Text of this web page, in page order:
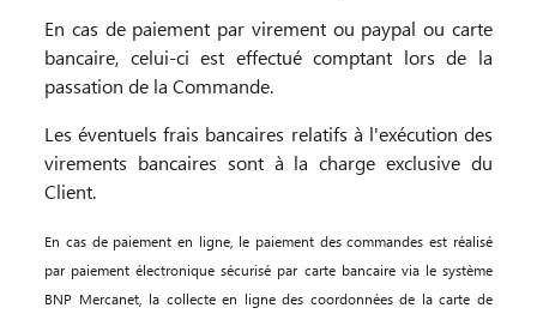
En cas de paiement par virement ou paypal ou carte
bancaire, celui-ci est effectué comptant lors de la
passation de la Commande.
Les éventuels frais bancaires relatifs à l'exécution des
virements bancaires sont à la charge exclusive du
Client.
En cas de paiement en ligne, le paiement des commandes est réalisé
par paiement électronique sécurisé par carte bancaire via le système
BNP Mercanet, la collecte en ligne des coordonnées de la carte de